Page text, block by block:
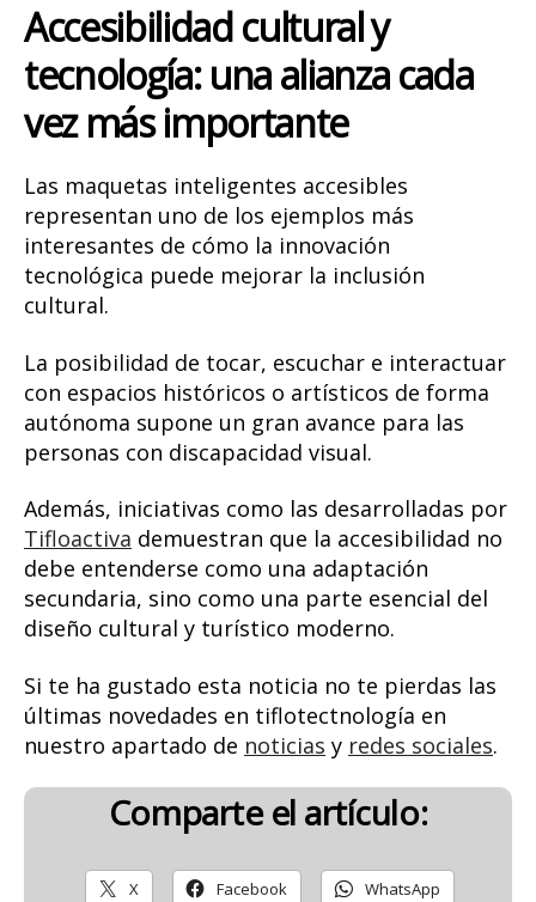
Accesibilidad cultural y
tecnología: una alianza cada
vez más importante
Las maquetas inteligentes accesibles
representan uno de los ejemplos más
interesantes de cómo la innovación
tecnológica puede mejorar la inclusión
cultural.
La posibilidad de tocar, escuchar e interactuar
con espacios históricos o artísticos de forma
autónoma supone un gran avance para las
personas con discapacidad visual.
Además, iniciativas como las desarrolladas por
Tifloactiva demuestran que la accesibilidad no
debe entenderse como una adaptación
secundaria, sino como una parte esencial del
diseño cultural y turístico moderno.
Si te ha gustado esta noticia no te pierdas las
últimas novedades en tiflotectnología en
nuestro apartado de noticias y redes sociales.
Comparte el artículo:
X Facebook WhatsApp